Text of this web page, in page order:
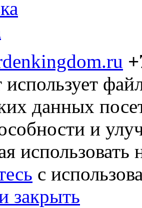
использует
данных
и
использовать
с
закрыть